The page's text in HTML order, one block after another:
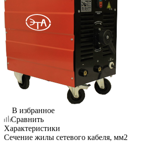
В избранное
Сравнить
Характеристики
Сечение жилы сетевого кабеля, мм2